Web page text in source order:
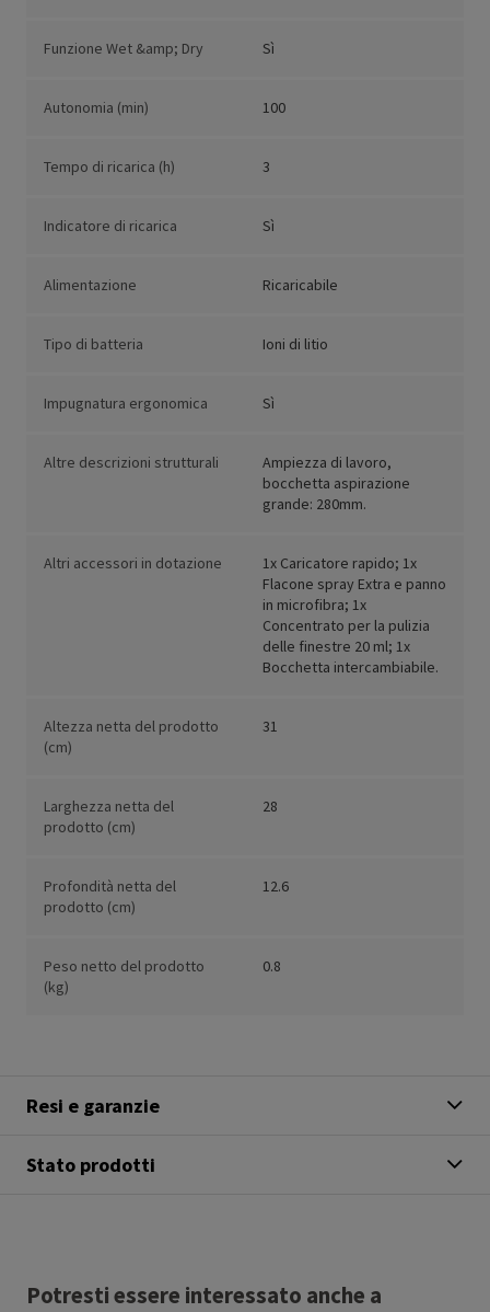
Funzione Wet &amp; Dry Sì
Autonomia (min) 100
Tempo di ricarica (h) 3
Indicatore di ricarica Sì
Alimentazione Ricaricabile
Tipo di batteria Ioni di litio
Impugnatura ergonomica Sì
Altre descrizioni strutturali
Ampiezza di lavoro,
bocchetta aspirazione
grande: 280mm.
Altri accessori in dotazione
1x Caricatore rapido; 1x
Flacone spray Extra e panno
in microfibra; 1x
Concentrato per la pulizia
delle finestre 20 ml; 1x
Bocchetta intercambiabile.
Altezza netta del prodotto
(cm)
31
Larghezza netta del
prodotto (cm)
28
Profondità netta del
prodotto (cm)
12.6
Peso netto del prodotto
(kg)
0.8
Resi e garanzie
Stato prodotti
Potresti essere interessato anche a